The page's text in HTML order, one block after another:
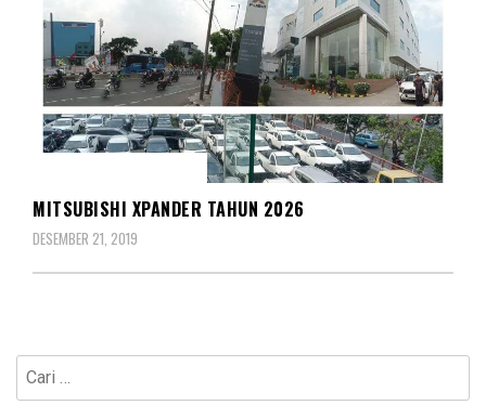
MITSUBISHI XPANDER TAHUN 2026
DESEMBER 21, 2019
Cari
untuk: